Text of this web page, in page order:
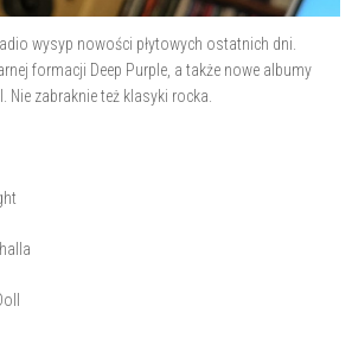
wysyp nowości płytowych ostatnich dni.
formacji Deep Purple, a także nowe albumy
Nie zabraknie też klasyki rocka.